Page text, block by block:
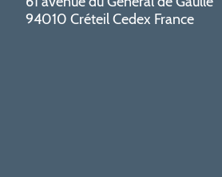
94010 Créteil Cedex France